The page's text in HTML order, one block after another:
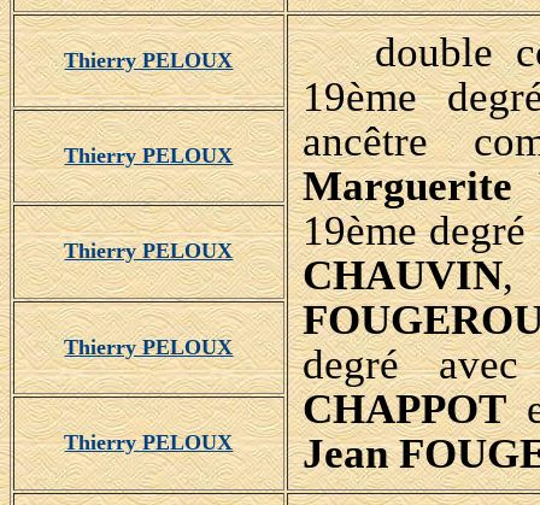
Thierry PELOUX
double
19ème
ancêtre
Marguerite
19ème
CHAUVIN,
degré
CHAPPOT
Jean
Thierry PELOUX
Thierry PELOUX
Thierry PELOUX
Thierry PELOUX